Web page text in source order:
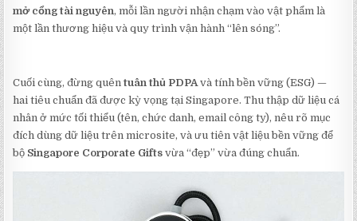
mở cổng tài nguyên, mỗi lần người nhận chạm vào vật phẩm là
một lần thương hiệu và quy trình vận hành “lên sóng”.
Cuối cùng, đừng quêntuân thủ PDPA và tính bền vững (ESG) —
hai tiêu chuẩn đã được kỳ vọng tại Singapore. Thu thập dữ liệu cá
nhân ở mức tối thiểu (tên, chức danh, email công ty), nêu rõ mục
đích dùng dữ liệu trên microsite, và ưu tiên vật liệu bền vững để
bộ Singapore Corporate Gifts vừa “đẹp” vừa đúng chuẩn.